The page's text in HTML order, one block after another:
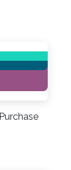
Purchase